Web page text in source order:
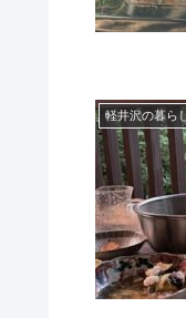
軽井沢の暮ら